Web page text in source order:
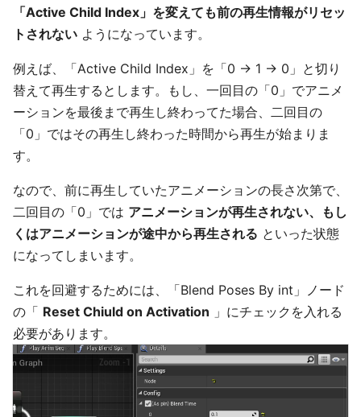
「Active Child Index」を変えても前の再生情報がリセッ
トされない ようになっています。
例えば、「Active Child Index」を「0 -> 1 -> 0」と切り
替えて再生するとします。もし、一回目の「0」でアニメ
ーションを最後まで再生し終わってた場合、二回目の
「0」ではその再生し終わった時間から再生が始まりま
す。
なので、前に再生していたアニメーションの長さ次第で、
二回目の「0」では アニメーションが再生されない、もし
くはアニメーションが途中から再生される といった状態
になってしまいます。
これを回避するためには、「Blend Poses By int」ノード
の「 Reset Chiuld on Activation 」にチェックを入れる
必要があります。